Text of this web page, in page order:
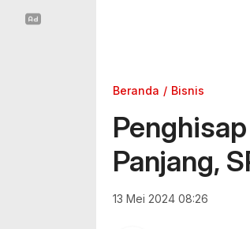
Beranda Bisnis
Panjang,
13 Mei 2024 08:26